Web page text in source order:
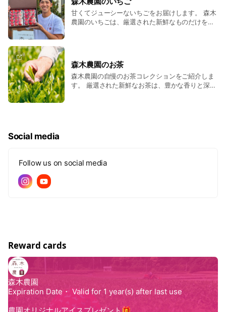
甘くてジューシーないちごをお届けします。 森木
農園のいちごは、厳選された新鮮なものだけを取
ん、そのままでも美味しくお召し上がりいただけ
ます。 毎日新鮮ないちごをお届けすることをお約
束します。ぜひ、この機会に森木農園の自慢のい
森木農園のお茶
森木農園の自慢のお茶コレクションをご紹介しま
す。 厳選された新鮮なお茶は、豊かな香りと深い
Social media
Follow us on social media
Reward cards